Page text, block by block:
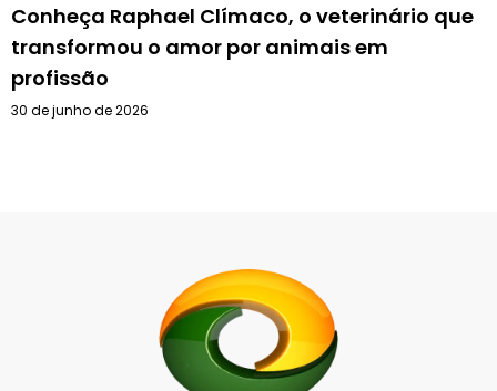
Conheça Raphael Clímaco, o veterinário que
transformou o amor por animais em
profissão
30 de junho de 2026